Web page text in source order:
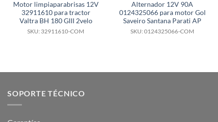
Motor limpiaparabrisas 12V
32911610 para tractor
Valtra BH 180 GIII 2velo
SKU: 32911610-COM
Alternador 12V 90A
0124325066 para motor Gol
Saveiro Santana Parati AP
SKU: 0124325066-COM
SOPORTE TÉCNICO